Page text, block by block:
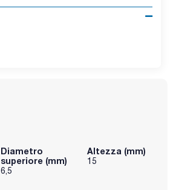
Diametro
superiore (mm)
6,5
Altezza (mm)
15